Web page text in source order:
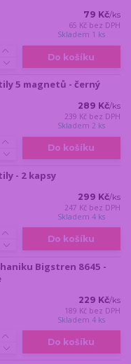
79 Kč/ks
65 Kč bez DPH
Skladem 1 ks
Do košíku
5 magnetů - černý
289 Kč/ks
239 Kč bez DPH
Skladem 2 ks
Do košíku
- 2 kapsy
299 Kč/ks
247 Kč bez DPH
Skladem 4 ks
Do košíku
Bigstren 8645 -
229 Kč/ks
189 Kč bez DPH
Skladem 4 ks
Do košíku